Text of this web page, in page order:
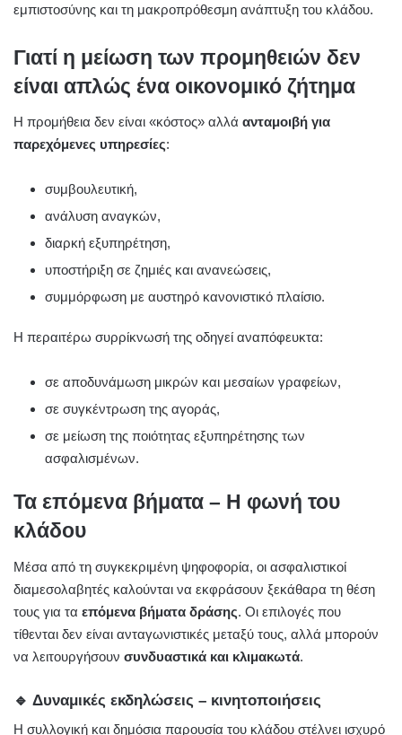
εμπιστοσύνης και τη μακροπρόθεσμη ανάπτυξη του κλάδου.
Γιατί η μείωση των προμηθειών δεν
είναι απλώς ένα οικονομικό ζήτημα
Η προμήθεια δεν είναι «κόστος» αλλά ανταμοιβή για
παρεχόμενες υπηρεσίες:
συμβουλευτική,
ανάλυση αναγκών,
διαρκή εξυπηρέτηση,
υποστήριξη σε ζημιές και ανανεώσεις,
συμμόρφωση με αυστηρό κανονιστικό πλαίσιο.
Η περαιτέρω συρρίκνωσή της οδηγεί αναπόφευκτα:
σε αποδυνάμωση μικρών και μεσαίων γραφείων,
σε συγκέντρωση της αγοράς,
σε μείωση της ποιότητας εξυπηρέτησης των
ασφαλισμένων.
Τα επόμενα βήματα – Η φωνή του
κλάδου
Μέσα από τη συγκεκριμένη ψηφοφορία, οι ασφαλιστικοί
διαμεσολαβητές καλούνται να εκφράσουν ξεκάθαρα τη θέση
τους για τα επόμενα βήματα δράσης. Οι επιλογές που
τίθενται δεν είναι ανταγωνιστικές μεταξύ τους, αλλά μπορούν
να λειτουργήσουν συνδυαστικά και κλιμακωτά.
🔹 Δυναμικές εκδηλώσεις – κινητοποιήσεις
Η συλλογική και δημόσια παρουσία του κλάδου στέλνει ισχυρό